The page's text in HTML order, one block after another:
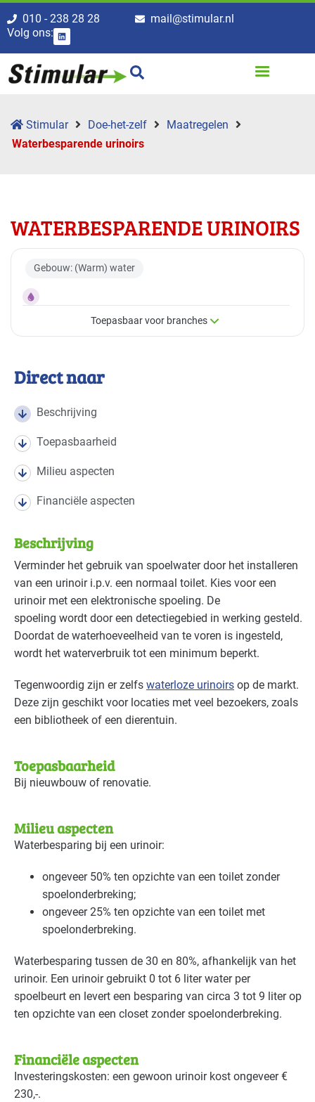
010 - 238 28 28
mail@stimular.nl
Volg ons:
Stimular Doe-het-zelf
Maatregelen
Waterbesparende urinoirs
WATERBESPARENDE URINOIRS
Gebouw: (Warm) water
Toepasbaar voor branches
Toepasbaar voor branches
branches
Autobranche - autoschadeherstel
Autobranche - garage en handel
Bouw - bouw/infra
Bouw - gemeentewerven Gevorderd
Bouw - installatiebedrijven Gevorderd
Bouw - schilders en onderhoud Gevorderd
Bouwmaterialen - beton Gevorderd
Brandweer Gevorderd
Cultuur - musea Basis
Cultuur - podia Basis
Datacenters Gevorderd
Detailhandel - overig Gevorderd
Detailhandel - tankstations Basis
Grafische industrie Gevorderd
Industrie - hout en meubel Gevorderd
Direct naar
Beschrijving
Toepasbaarheid
Milieu aspecten
Financiële aspecten
Beschrijving
Verminder het gebruik van spoelwater door het installeren
van een urinoir i.p.v. een normaal toilet. Kies voor een
urinoir met een elektronische spoeling. De
spoeling wordt door een detectiegebied in werking gesteld.
Doordat de waterhoeveelheid van te voren is ingesteld,
wordt het waterverbruik tot een minimum beperkt.
Tegenwoordig zijn er zelfs waterloze urinoirs op de markt.
Deze zijn geschikt voor locaties met veel bezoekers, zoals
een bibliotheek of een dierentuin.
Toepasbaarheid
Bij nieuwbouw of renovatie.
Milieu aspecten
Waterbesparing bij een urinoir:
ongeveer 50% ten opzichte van een toilet zonder
spoelonderbreking;
ongeveer 25% ten opzichte van een toilet met
spoelonderbreking.
Waterbesparing tussen de 30 en 80%, afhankelijk van het
urinoir. Een urinoir gebruikt 0 tot 6 liter water per
spoelbeurt en levert een besparing van circa 3 tot 9 liter op
ten opzichte van een closet zonder spoelonderbreking.
Financiële aspecten
Investeringskosten: een gewoon urinoir kost ongeveer €
230,‐.